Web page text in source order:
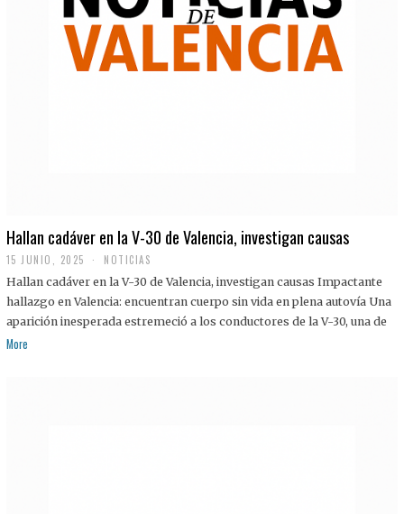
Hallan cadáver en la V-30 de Valencia, investigan causas
15 JUNIO, 2025 NOTICIAS
Hallan cadáver en la V-30 de Valencia, investigan causas Impactante
hallazgo en Valencia: encuentran cuerpo sin vida en plena autovía Una
aparición inesperada estremeció a los conductores de la V-30, una de
More